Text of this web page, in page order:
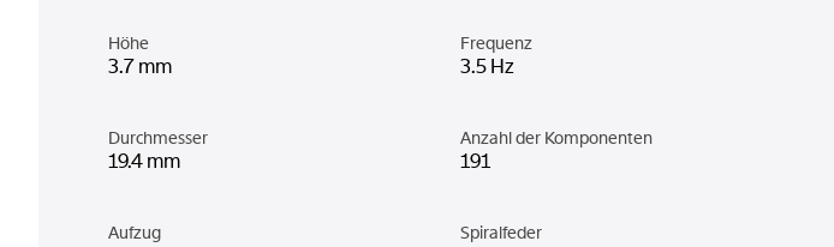
Höhe
3.7 mm
Frequenz
3.5 Hz
Durchmesser
19.4 mm
Anzahl der Komponenten
191
Aufzug Spiralfeder